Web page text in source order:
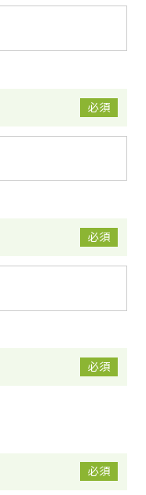
instagram
必須
必須
必須
必須